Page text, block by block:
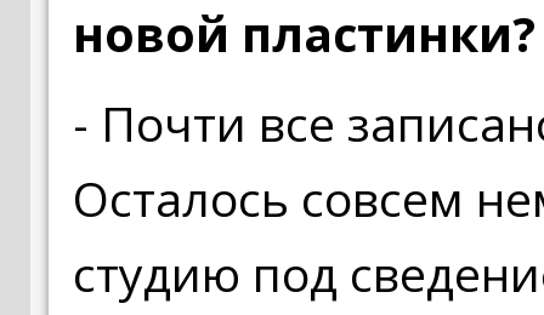
новой пластинки?
- Почти все
Осталось совсем
студию под